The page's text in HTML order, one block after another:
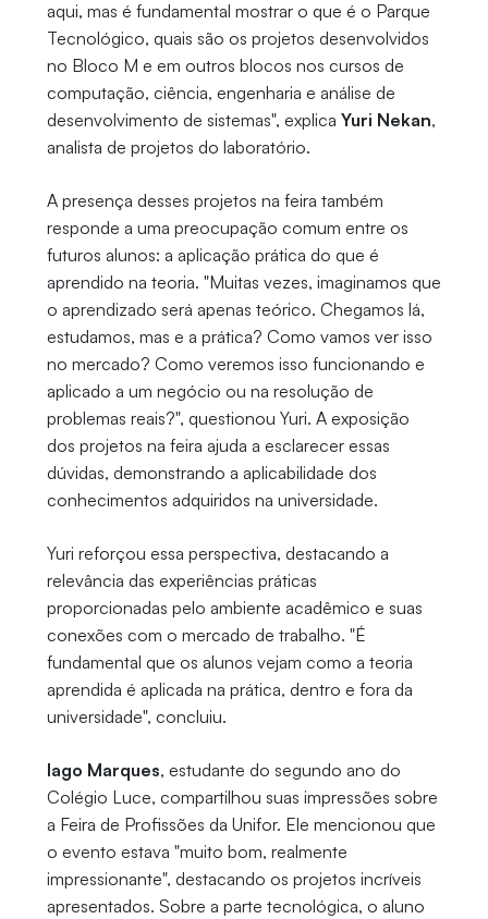
aqui, mas é fundamental mostrar o que é o Parque
Tecnológico, quais são os projetos desenvolvidos
no Bloco M e em outros blocos nos cursos de
computação, ciência, engenharia e análise de
desenvolvimento de sistemas", explica Yuri Nekan,
analista de projetos do laboratório.
A presença desses projetos na feira também
responde a uma preocupação comum entre os
futuros alunos: a aplicação prática do que é
aprendido na teoria. "Muitas vezes, imaginamos que
o aprendizado será apenas teórico. Chegamos lá,
estudamos, mas e a prática? Como vamos ver isso
no mercado? Como veremos isso funcionando e
aplicado a um negócio ou na resolução de
problemas reais?", questionou Yuri. A exposição
dos projetos na feira ajuda a esclarecer essas
dúvidas, demonstrando a aplicabilidade dos
conhecimentos adquiridos na universidade.
Yuri reforçou essa perspectiva, destacando a
relevância das experiências práticas
proporcionadas pelo ambiente acadêmico e suas
conexões com o mercado de trabalho. "É
fundamental que os alunos vejam como a teoria
aprendida é aplicada na prática, dentro e fora da
universidade", concluiu.
Iago Marques, estudante do segundo ano do
Colégio Luce, compartilhou suas impressões sobre
a Feira de Profissões da Unifor. Ele mencionou que
o evento estava "muito bom, realmente
impressionante", destacando os projetos incríveis
apresentados. Sobre a parte tecnológica, o aluno